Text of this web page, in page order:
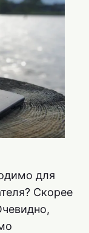
для
Скорее